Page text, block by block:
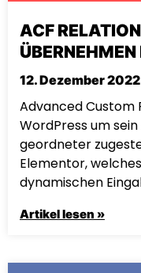
ACF
12. Dezember
Advanced Custom
WordPress um
geordneter
Elementor,
dynamischen
Artikel lesen »